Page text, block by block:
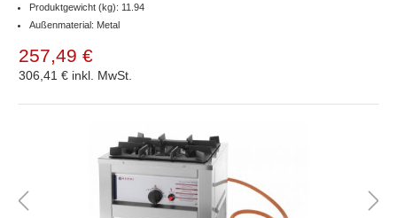
Produktgewicht (kg): 11.94
Außenmaterial: Metal
257,49 €
306,41 € inkl. MwSt.